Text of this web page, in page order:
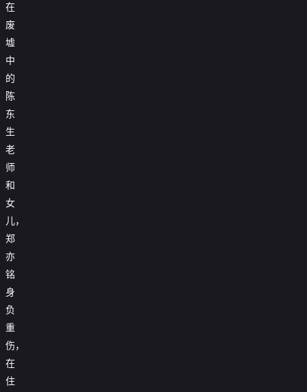
在
废
墟
中
的
陈
东
生
老
师
和
女
儿，
郑
亦
铭
身
负
重
伤，
在
住